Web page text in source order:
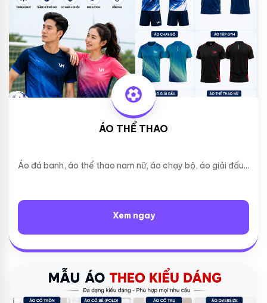
ÁO THỂ THAO
Áo đá banh, áo thể thao nam nữ, áo chạy bộ, áo giải đấu...
Xem ngay